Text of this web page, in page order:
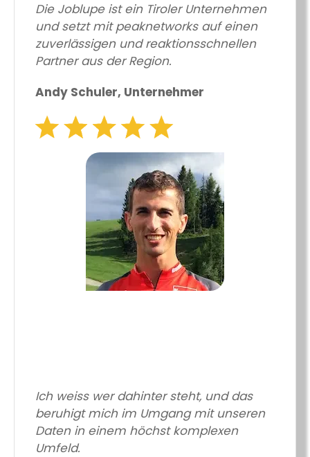
Die Joblupe ist ein Tiroler Unternehmen
und setzt mit peaknetworks auf einen
zuverlässigen und reaktionsschnellen
Partner aus der Region.
Andy Schuler, Unternehmer
Ich weiss wer dahinter steht, und das
beruhigt mich im Umgang mit unseren
Daten in einem höchst komplexen
Umfeld.